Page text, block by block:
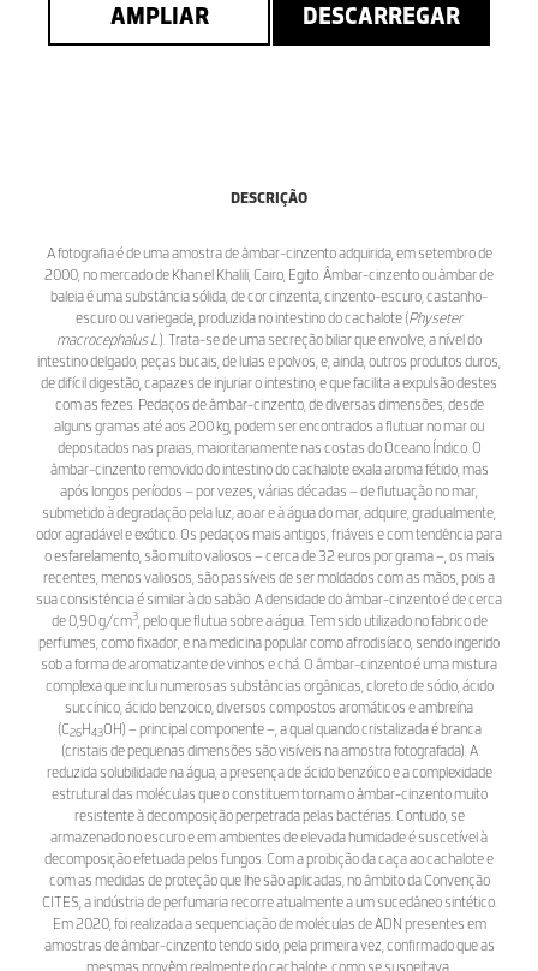
AMPLIAR DESCARREGAR
DESCRIÇÃO
A fotografia é de uma amostra de âmbar-cinzento adquirida, em setembro de
2000, no mercado de Khan el Khalili, Cairo, Egito. Âmbar-cinzento ou âmbar de
baleia é uma substância sólida, de cor cinzenta, cinzento-escuro, castanho-
escuro ou variegada, produzida no intestino do cachalote (Physeter
macrocephalus L.). Trata-se de uma secreção biliar que envolve, a nível do
intestino delgado, peças bucais, de lulas e polvos, e, ainda, outros produtos duros,
de difícil digestão, capazes de injuriar o intestino, e que facilita a expulsão destes
com as fezes. Pedaços de âmbar-cinzento, de diversas dimensões, desde
alguns gramas até aos 200 kg, podem ser encontrados a flutuar no mar ou
depositados nas praias, maioritariamente nas costas do Oceano Índico. O
âmbar-cinzento removido do intestino do cachalote exala aroma fétido, mas
após longos períodos – por vezes, várias décadas – de flutuação no mar,
submetido à degradação pela luz, ao ar e à água do mar, adquire, gradualmente,
odor agradável e exótico. Os pedaços mais antigos, friáveis e com tendência para
o esfarelamento, são muito valiosos – cerca de 32 euros por grama –, os mais
recentes, menos valiosos, são passíveis de ser moldados com as mãos, pois a
sua consistência é similar à do sabão. A densidade do âmbar-cinzento é de cerca
de 0,90 g/cm3, pelo que flutua sobre a água. Tem sido utilizado no fabrico de
perfumes, como fixador, e na medicina popular como afrodisíaco, sendo ingerido
sob a forma de aromatizante de vinhos e chá. O âmbar-cinzento é uma mistura
complexa que inclui numerosas substâncias orgânicas, cloreto de sódio, ácido
succínico, ácido benzoico, diversos compostos aromáticos e ambreína
(C26H43OH) – principal componente –, a qual quando cristalizada é branca
(cristais de pequenas dimensões são visíveis na amostra fotografada). A
reduzida solubilidade na água, a presença de ácido benzóico e a complexidade
estrutural das moléculas que o constituem tornam o âmbar-cinzento muito
resistente à decomposição perpetrada pelas bactérias. Contudo, se
armazenado no escuro e em ambientes de elevada humidade é suscetível à
decomposição efetuada pelos fungos. Com a proibição da caça ao cachalote e
com as medidas de proteção que lhe são aplicadas, no âmbito da Convenção
CITES, a indústria de perfumaria recorre atualmente a um sucedâneo sintético.
Em 2020, foi realizada a sequenciação de moléculas de ADN presentes em
amostras de âmbar-cinzento tendo sido, pela primeira vez, confirmado que as
mesmas provêm realmente do cachalote, como se suspeitava.